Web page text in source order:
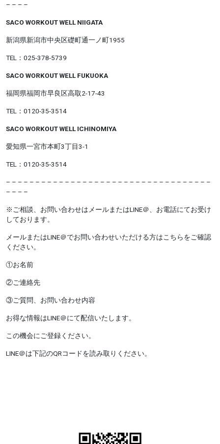
– – – –
SACO WORKOUT WELL NIIGATA
新潟県新潟市中央区礎町通一ノ町1955
TEL：025-378-5739
SACO WORKOUT WELL FUKUOKA
福岡県福岡市早良区高取2-17-43
TEL：0120-35-3514
SACO WORKOUT WELL ICHINOMIYA
愛知県一宮市本町3丁目3-1
TEL：0120-35-3514
– – – – – – – – – – – – – – – – – – – – – – – – – – – – – – – – – – –
– – – –
※ご相談、お問い合わせはメールまたはLINE＠、お電話にてお受け
しております。
メールまたはLINE＠でお問い合わせいただける方はこちらをご確認
ください。
①お名前
②ご連絡先
③ご質問、お問い合わせ内容
お得な情報はLINE＠にて配信いたします。
この機会にご登録ください。
LINE＠は下記のQRコードを読み取りください。